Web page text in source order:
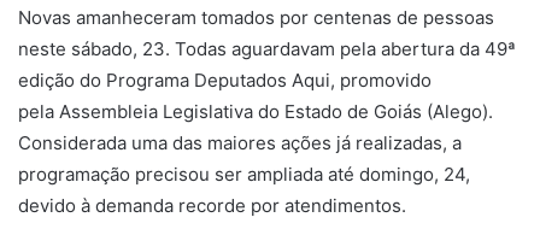
Novas amanheceram tomados por centenas de pessoas
neste sábado, 23. Todas aguardavam pela abertura da 49ª
edição do Programa Deputados Aqui, promovido
pela Assembleia Legislativa do Estado de Goiás (Alego).
Considerada uma das maiores ações já realizadas, a
programação precisou ser ampliada até domingo, 24,
devido à demanda recorde por atendimentos.